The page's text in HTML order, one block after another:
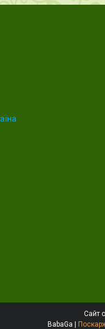
Сайт
BabaGa |